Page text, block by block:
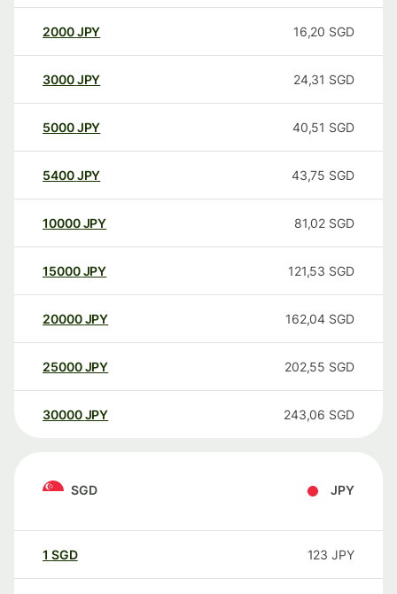
2000JPY 16,20 SGD
3000JPY 24,31 SGD
5000JPY 40,51 SGD
5400JPY 43,75 SGD
10000 JPY 81,02 SGD
15000 JPY 121,53 SGD
20000 JPY 162,04 SGD
25000 JPY 202,55 SGD
30000 JPY 243,06 SGD
SGD JPY
1 SGD 123 JPY